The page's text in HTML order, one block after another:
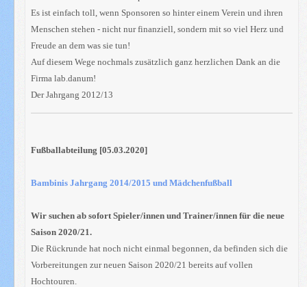
Es ist einfach toll, wenn Sponsoren so hinter einem Verein und ihren
Menschen stehen - nicht nur finanziell, sondern mit so viel Herz und
Freude an dem was sie tun!
Auf diesem Wege nochmals zusätzlich ganz herzlichen Dank an die
Firma lab.danum!
Der Jahrgang 2012/13
Fußballabteilung [05.03.2020]
Bambinis Jahrgang 2014/2015 und Mädchenfußball
Wir suchen ab sofort Spieler/innen und Trainer/innen für die neue
Saison 2020/21.
Die Rückrunde hat noch nicht einmal begonnen, da befinden sich die
Vorbereitungen zur neuen Saison 2020/21 bereits auf vollen
Hochtouren.